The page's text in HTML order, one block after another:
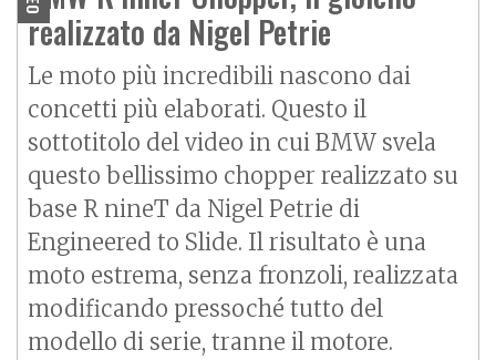
realizzato da Nigel Petrie
Le moto più incredibili nascono dai
concetti più elaborati. Questo il
sottotitolo del video in cui BMW svela
questo bellissimo chopper realizzato su
base R nineT da Nigel Petrie di
Engineered to Slide. Il risultato è una
moto estrema, senza fronzoli, realizzata
modificando pressoché tutto del
modello di serie, tranne il motore.